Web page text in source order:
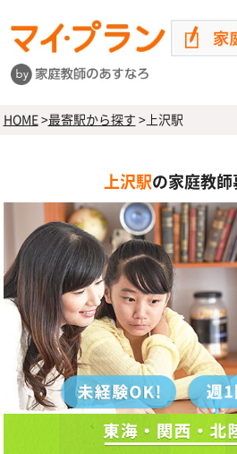
HOME>最寄駅から探す >上沢駅
上沢駅の家庭教師